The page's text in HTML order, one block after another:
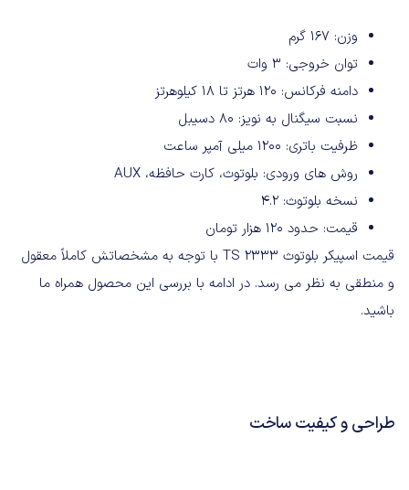
وزن: 167 گرم
توان خروجی: 3 وات
دامنه فرکانس: 120 هرتز تا 18 کیلوهرتز
نسبت سیگنال به نویز: 80 دسیبل
ظرفیت باتری: 1200 میلی آمپر ساعت
روش های ورودی: بلوتوث، کارت حافظه، AUX
نسخه بلوتوث: 4.2
قیمت: حدود 120 هزار تومان
قیمت اسپیکر بلوتوث TS 2333 با توجه به مشخصاتش کاملاً معقول
و منطقی به نظر می رسد. در ادامه با بررسی این محصول همراه ما
باشید.
طراحی و کیفیت ساخت